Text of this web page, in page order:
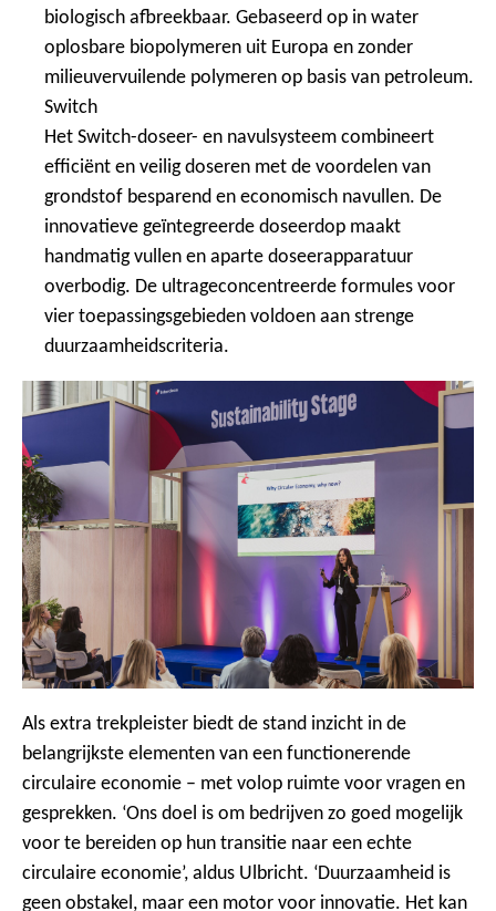
biologisch afbreekbaar. Gebaseerd op in water
oplosbare biopolymeren uit Europa en zonder
milieuvervuilende polymeren op basis van petroleum.
Switch
Het Switch-doseer- en navulsysteem combineert
efficiënt en veilig doseren met de voordelen van
grondstof besparend en economisch navullen. De
innovatieve geïntegreerde doseerdop maakt
handmatig vullen en aparte doseerapparatuur
overbodig. De ultrageconcentreerde formules voor
vier toepassingsgebieden voldoen aan strenge
duurzaamheidscriteria.
Als extra trekpleister biedt de stand inzicht in de
belangrijkste elementen van een functionerende
circulaire economie – met volop ruimte voor vragen en
gesprekken. ‘Ons doel is om bedrijven zo goed mogelijk
voor te bereiden op hun transitie naar een echte
circulaire economie’, aldus Ulbricht. ‘Duurzaamheid is
geen obstakel, maar een motor voor innovatie. Het kan